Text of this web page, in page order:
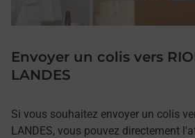
Envoyer un colis vers
LANDES
Si vous souhaitez envoyer un colis
LANDES, vous pouvez directement